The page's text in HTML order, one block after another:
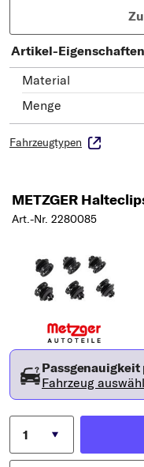
Artikel-Eigenschaften
Material
Menge
Fahrzeugtypen
METZGER
Art.-Nr. 2280085
Fahrzeug